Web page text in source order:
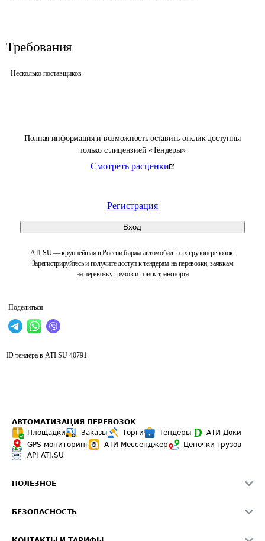
Полная информация и возможность оставить отклик доступны
только с лицензией «Тендеры»
Смотреть расценки
Регистрация
Вход
ATI.SU — крупнейшая в России биржа автомобильных грузоперевозок.
Зарегистрируйтесь и получите доступ к тендерам на перевозки, заявкам
на перевозку грузов и поиск транспорта
Поделиться
Требования
Несколько поставщиков
ID тендера в ATI.SU 40791
АВТОМАТИЗАЦИЯ ПЕРЕВОЗОК
Площадки
Заказы Торги Тендеры
АТИ-Доки
GPS-мониторинг
АТИ Мессенджер
Цепочки грузов
API ATI.SU
ПОЛЕЗНОЕ
Звезды ATI.SU на вашем сайте
БЕЗОПАСНОСТЬ